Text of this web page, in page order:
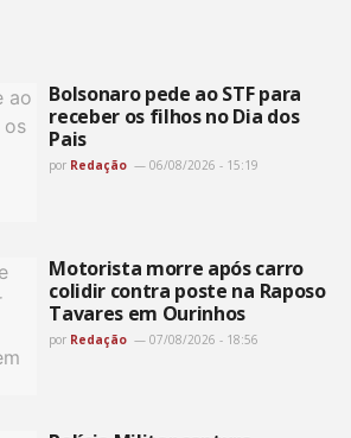
Bolsonaro pede ao STF para
receber os filhos no Dia dos
Pais
por Redação 06/08/2026 - 15:19
Motorista morre após carro
colidir contra poste na Raposo
Tavares em Ourinhos
por Redação 07/08/2026 - 18:56